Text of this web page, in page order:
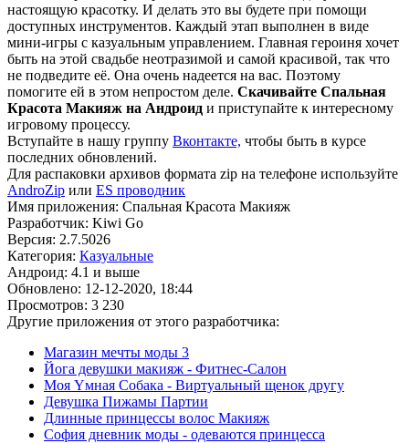
настоящую красотку. И делать это вы будете при помощи
доступных инструментов. Каждый этап выполнен в виде
мини-игры с казуальным управлением. Главная героиня хочет
быть на этой свадьбе неотразимой и самой красивой, так что
не подведите её. Она очень надеется на вас. Поэтому
помогите ей в этом непростом деле. Скачивайте Спальная
Красота Макияж на Андроид и приступайте к интересному
игровому процессу.
Вступайте в нашу группу Вконтакте, чтобы быть в курсе
последних обновлений.
Для распаковки архивов формата zip на телефоне используйте
AndroZip или ES проводник
Имя приложения: Спальная Красота Макияж
Разработчик: Kiwi Go
Версия: 2.7.5026
Категория: Казуальные
Андроид: 4.1 и выше
Обновлено: 12-12-2020, 18:44
Просмотров: 3 230
Другие приложения от этого разработчика:
Магазин мечты моды 3
Йога девушки макияж - Фитнес-Cалон
Моя Yмная Cобака - Bиртуальный щенок другу
Девушка Пижамы Партии
Длинные принцессы волос Макияж
София дневник моды - одеваются принцесса